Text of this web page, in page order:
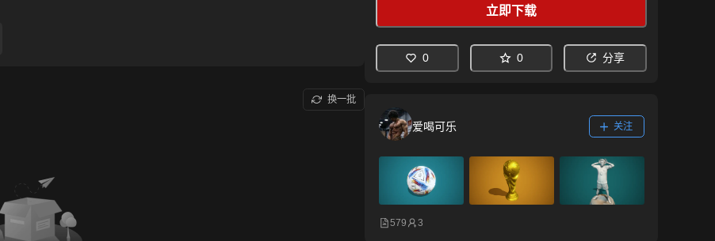
换一批
立即下载
0 0 分享
爱喝可乐 关注
579 3